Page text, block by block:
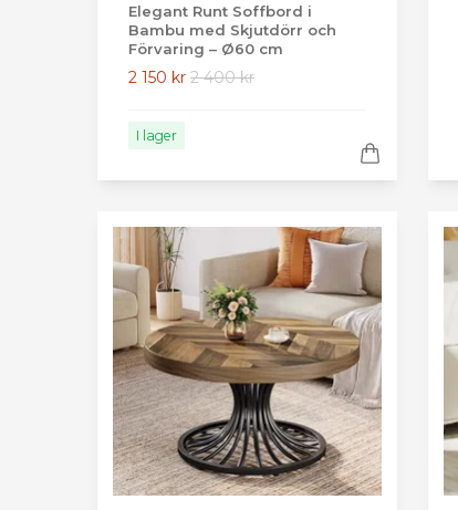
Elegant Runt Soffbord i
Bambu med Skjutdörr och
Förvaring – Ø60 cm
2 150 kr 2 400 kr
I lager